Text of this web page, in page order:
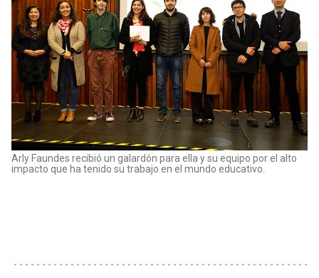
Arly Faundes recibió un galardón para ella y su equipo por el alto
impacto que ha tenido su trabajo en el mundo educativo.